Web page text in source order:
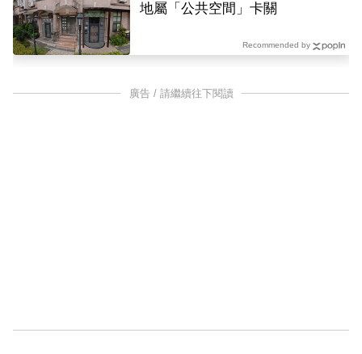
地屬「公共空間」卡關
Recommended by
廣告 / 請繼續往下閱讀